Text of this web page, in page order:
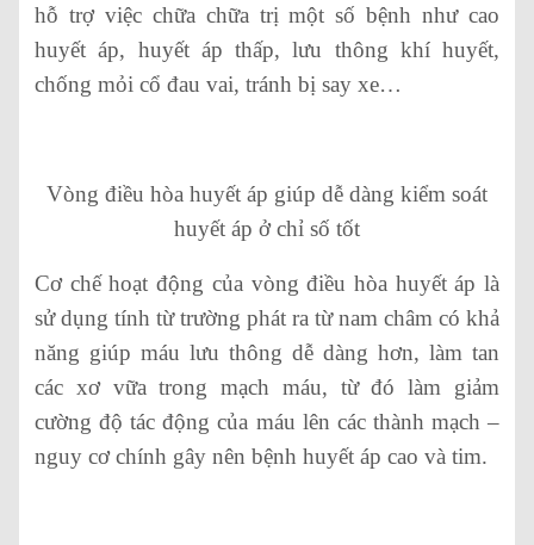
hỗ trợ việc chữa chữa trị một số bệnh như cao
huyết áp, huyết áp thấp, lưu thông khí huyết,
chống mỏi cổ đau vai, tránh bị say xe…
Vòng điều hòa huyết áp giúp dễ dàng kiểm soát
huyết áp ở chỉ số tốt
Cơ chế hoạt động của vòng điều hòa huyết áp là
sử dụng tính từ trường phát ra từ nam châm có khả
năng giúp máu lưu thông dễ dàng hơn, làm tan
các xơ vữa trong mạch máu, từ đó làm giảm
cường độ tác động của máu lên các thành mạch –
nguy cơ chính gây nên bệnh huyết áp cao và tim.